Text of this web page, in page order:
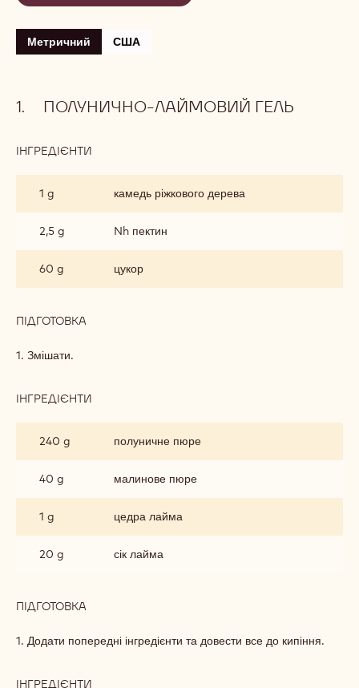
Метричний США
ПОЛУНИЧНО-ЛАЙМОВИЙ ГЕЛЬ
ІНГРЕДІЄНТИ
ГЕЛЬ
1 g камедь ріжкового дерева
2,5 g Nh пектин
60 g цукор
ПІДГОТОВКА
1. Змішати.
ІНГРЕДІЄНТИ
ГЕЛЬ
240 g полуничне пюре
40 g малинове пюре
1 g цедра лайма
20 g сік лайма
ПІДГОТОВКА
ЛАЙМОВИЙ
ГЕЛЬ
1. Додати попередні інгредієнти та довести все до кипіння.
ІНГРЕДІЄНТИ